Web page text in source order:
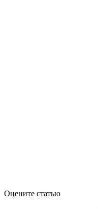
Оцените статью